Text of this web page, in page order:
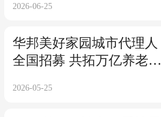
2026-06-25
华邦美好家园城市代理人
全国招募 共拓万亿养老蓝
2026-05-25